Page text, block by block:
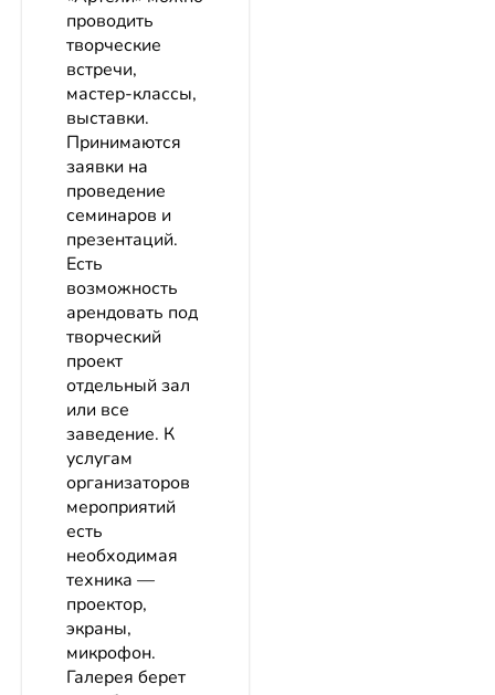
проводить
творческие
встречи,
мастер-классы,
выставки.
Принимаются
заявки на
проведение
семинаров и
презентаций.
Есть
возможность
арендовать под
творческий
проект
отдельный зал
или все
заведение. К
услугам
организаторов
мероприятий
есть
необходимая
техника —
проектор,
экраны,
микрофон.
Галерея берет